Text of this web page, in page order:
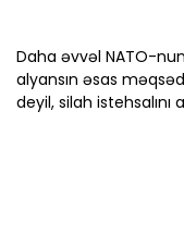
Daha əvvəl NATO-
alyansın əsas
deyil, silah istehsalını